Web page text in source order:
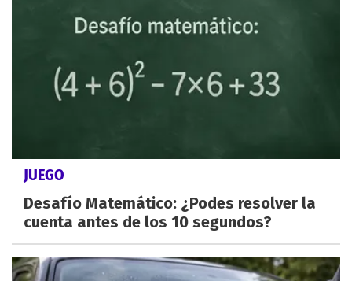
JUEGO
Desafío Matemático: ¿Podes resolver la
cuenta antes de los 10 segundos?